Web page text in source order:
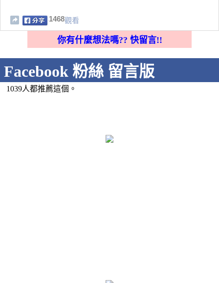
1468觀看
你有什麼想法嗎?? 快留言!!
Facebook 粉絲 留言版
1039人都推薦這個。